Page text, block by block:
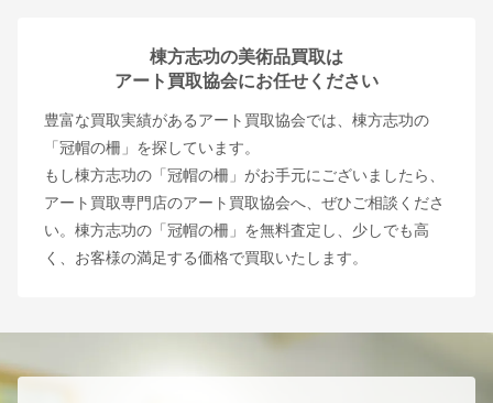
棟方志功の美術品買取は
アート買取協会にお任せください
豊富な買取実績があるアート買取協会では、棟方志功の
「冠帽の柵」を探しています。
もし棟方志功の「冠帽の柵」がお手元にございましたら、
アート買取専門店のアート買取協会へ、ぜひご相談くださ
い。棟方志功の「冠帽の柵」を無料査定し、少しでも高
く、お客様の満足する価格で買取いたします。